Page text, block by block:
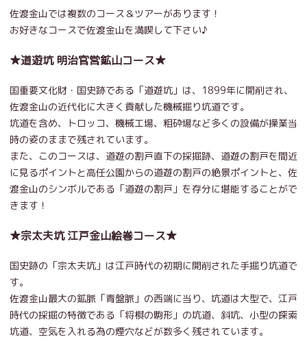
佐渡金山では複数のコース＆ツアーがあります！
お好きなコースで佐渡金山を満喫して下さい♪
★道遊坑 明治官営鉱山コース★
国重要文化財・国史跡である「道遊坑」は、1899年に開削され、
佐渡金山の近代化に大きく貢献した機械掘り坑道です。
坑道を含め、トロッコ、機械工場、粗砕場など多くの設備が操業当
時の姿のままで残されています。
また、このコースは、道遊の割戸直下の採掘跡、道遊の割戸を間近
に見るポイントと高任公園からの道遊の割戸の絶景ポイントと、佐
渡金山のシンボルである「道遊の割戸」を存分に堪能することがで
きます！
★宗太夫坑 江戸金山絵巻コース★
国史跡の「宗太夫坑」は江戸時代の初期に開削された手掘り坑道で
す。
佐渡金山最大の鉱脈「青盤脈」の西端に当り、坑道は大型で、江戸
時代の採掘の特徴である「将棋の駒形」の坑道、斜坑、小型の探索
坑道、空気を入れる為の煙穴などが数多く残されています。